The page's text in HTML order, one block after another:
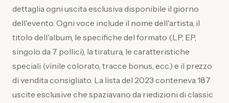
dettaglia ogni uscita esclusiva disponibile il giorno
dell'evento. Ogni voce include il nome dell'artista, il
titolo dell'album, le specifiche del formato (LP, EP,
singolo da 7 pollici), la tiratura, le caratteristiche
speciali (vinile colorato, tracce bonus, ecc.) e il prezzo
di vendita consigliato. La lista del 2023 conteneva 187
uscite esclusive che spaziavano da riedizioni di classic